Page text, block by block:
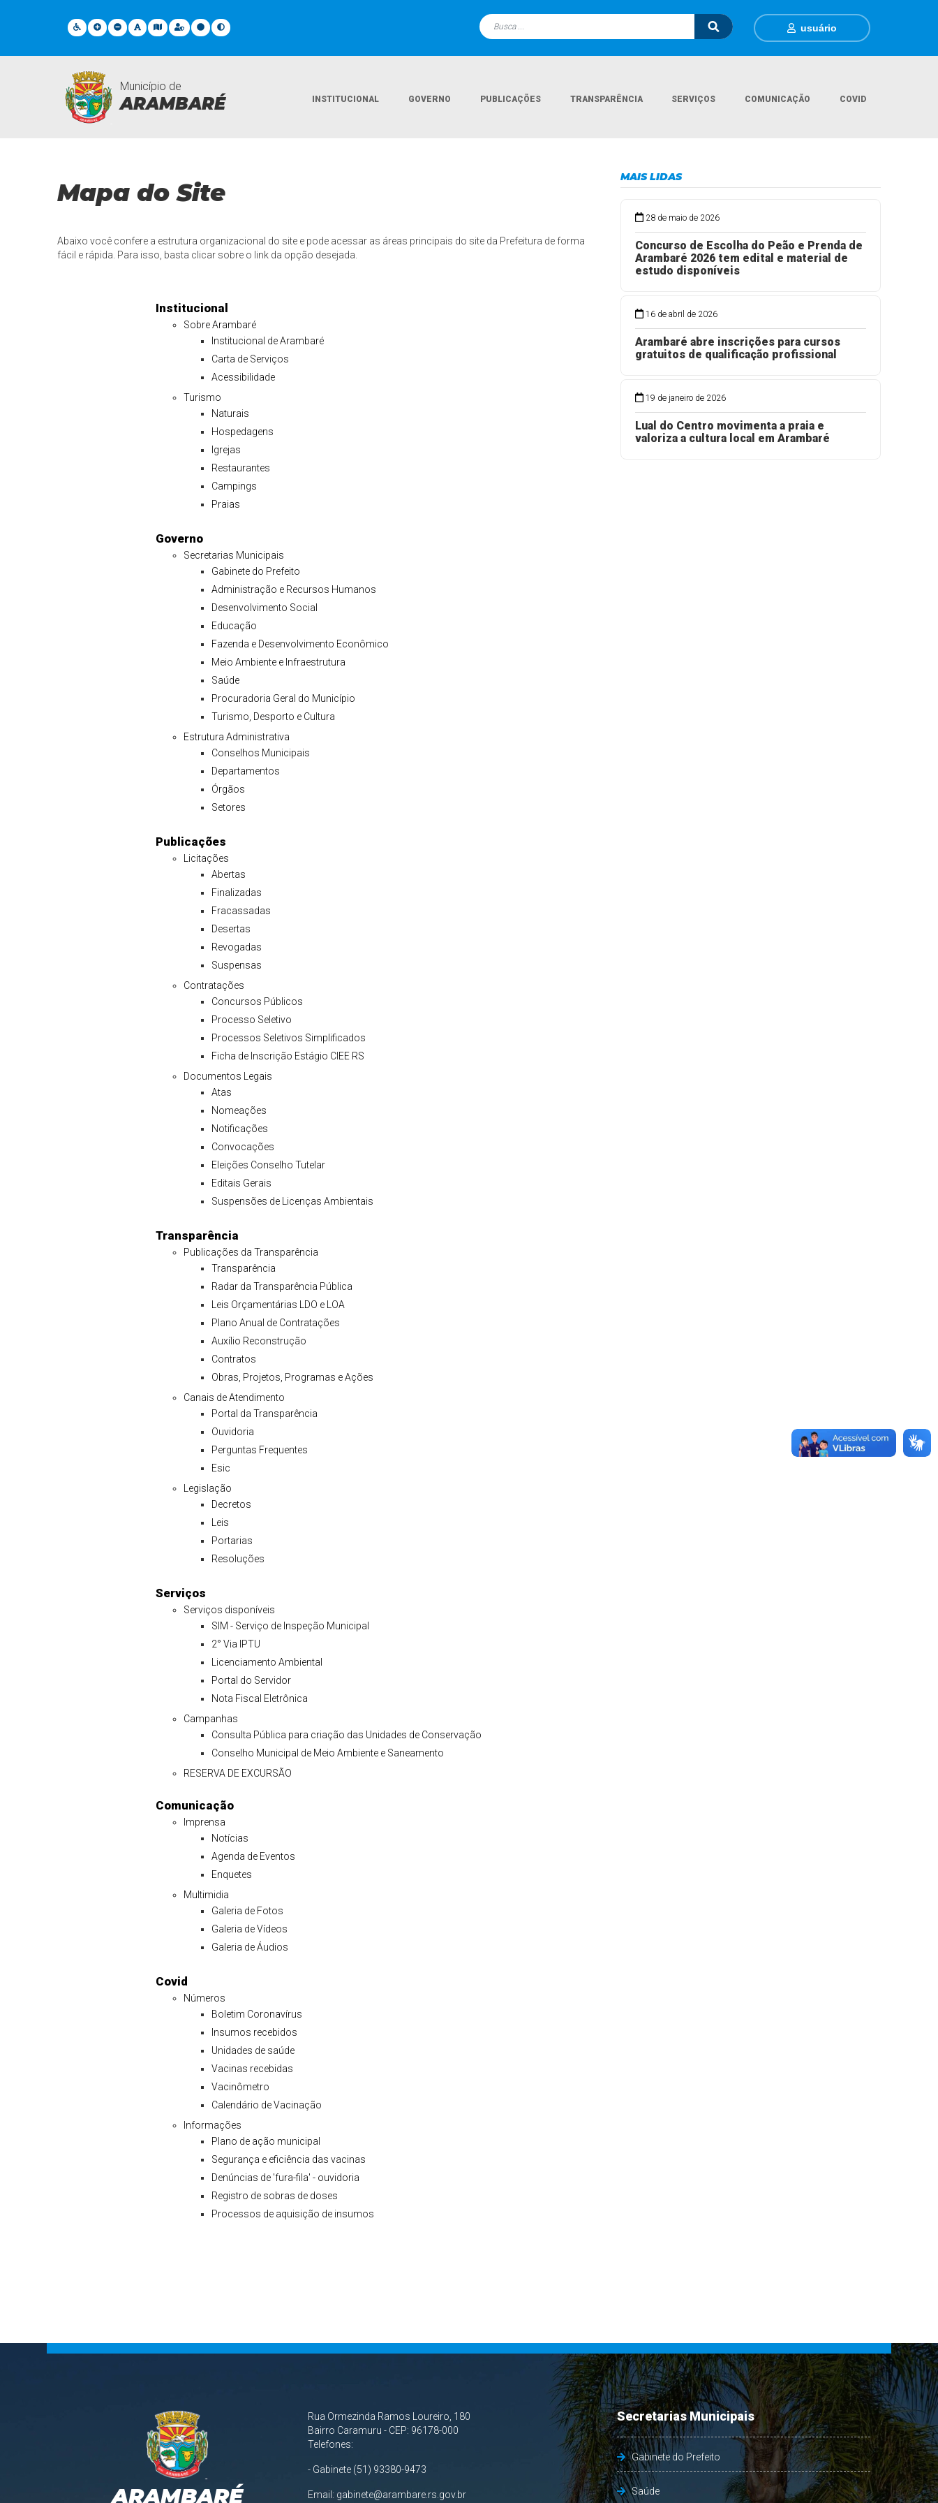
usuário
Município de
ARAMBARÉ INSTITUCIONAL GOVERNO PUBLICAÇÕES TRANSPARÊNCIA SERVIÇOS COMUNICAÇÃO COVID
Mapa do Site
Mapa do Site
Abaixo você confere a estrutura organizacional do site e pode acessar as áreas principais do site da Prefeitura de forma
fácil e rápida. Para isso, basta clicar sobre o link da opção desejada.
Institucional
Sobre Arambaré
Institucional de Arambaré
Carta de Serviços
Acessibilidade
Turismo
Naturais
Hospedagens
Igrejas
Restaurantes
Campings
Praias
Governo
Secretarias Municipais
Gabinete do Prefeito
Administração e Recursos Humanos
Desenvolvimento Social
Educação
Fazenda e Desenvolvimento Econômico
Meio Ambiente e Infraestrutura
Saúde
Procuradoria Geral do Município
Turismo, Desporto e Cultura
Estrutura Administrativa
Conselhos Municipais
Departamentos
Órgãos
Setores
Publicações
Licitações
Abertas
Finalizadas
Fracassadas
Desertas
Revogadas
Suspensas
Contratações
Concursos Públicos
Processo Seletivo
Processos Seletivos Simplificados
Ficha de Inscrição Estágio CIEE RS
Documentos Legais
Atas
Nomeações
Notificações
Convocações
Eleições Conselho Tutelar
Editais Gerais
Suspensões de Licenças Ambientais
Transparência
Publicações da Transparência
Transparência
Radar da Transparência Pública
Leis Orçamentárias LDO e LOA
Plano Anual de Contratações
Auxílio Reconstrução
Contratos
Obras, Projetos, Programas e Ações
Canais de Atendimento
Portal da Transparência
Ouvidoria
Perguntas Frequentes
Esic
Legislação
Decretos
Leis
Portarias
Resoluções
Serviços
Serviços disponíveis
SIM - Serviço de Inspeção Municipal
2° Via IPTU
Licenciamento Ambiental
Portal do Servidor
Nota Fiscal Eletrônica
Campanhas
Consulta Pública para criação das Unidades de Conservação
Conselho Municipal de Meio Ambiente e Saneamento
RESERVA DE EXCURSÃO
Comunicação
Imprensa
Notícias
Agenda de Eventos
Enquetes
Multimidia
Galeria de Fotos
Galeria de Vídeos
Galeria de Áudios
Covid
Números
Boletim Coronavírus
Insumos recebidos
Unidades de saúde
Vacinas recebidas
Vacinômetro
Calendário de Vacinação
Informações
Plano de ação municipal
Segurança e eficiência das vacinas
Denúncias de 'fura-fila' - ouvidoria
Registro de sobras de doses
Processos de aquisição de insumos
MAIS LIDAS
28 de maio de 2026
Concurso de Escolha do Peão e Prenda de
Arambaré 2026 tem edital e material de
estudo disponíveis
16 de abril de 2026
Arambaré abre inscrições para cursos
gratuitos de qualificação profissional
19 de janeiro de 2026
Lual do Centro movimenta a praia e
valoriza a cultura local em Arambaré
ARAMBARÉ
Rua Ormezinda Ramos Loureiro, 180
Bairro Caramuru - CEP: 96178-000
Telefones:
- Gabinete (51) 93380-9473
Email: gabinete@arambare.rs.gov.br
Secretarias Municipais
Gabinete do Prefeito
Saúde